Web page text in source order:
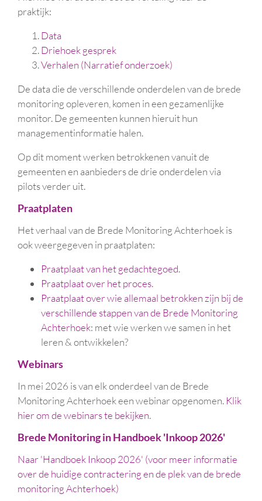
praktijk:
Data
Driehoek gesprek
Verhalen (Narratief onderzoek)
De data die de verschillende onderdelen van de brede
monitoring opleveren, komen in een gezamenlijke
monitor. De gemeenten kunnen hieruit hun
managementinformatie halen.
Op dit moment werken betrokkenen vanuit de
gemeenten en aanbieders de drie onderdelen via
pilots verder uit.
Praatplaten
Het verhaal van de Brede Monitoring Achterhoek is
ook weergegeven in praatplaten:
Praatplaat van het gedachtegoed.
Praatplaat over het proces.
Praatplaat over wie allemaal betrokken zijn bij de
verschillende stappen van de Brede Monitoring
Achterhoek: met wie werken we samen in het
leren & ontwikkelen?
Webinars
In mei 2026 is van elk onderdeel van de Brede
Monitoring Achterhoek een webinar opgenomen. Klik
hier om de webinars te bekijken.
Brede Monitoring in Handboek 'Inkoop 2026'
Naar 'Handboek Inkoop 2026' (voor meer informatie
over de huidige contractering en de plek van de brede
monitoring Achterhoek)